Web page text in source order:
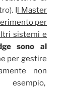
Il Master
per
sistemi e
sono al
per gestire
non